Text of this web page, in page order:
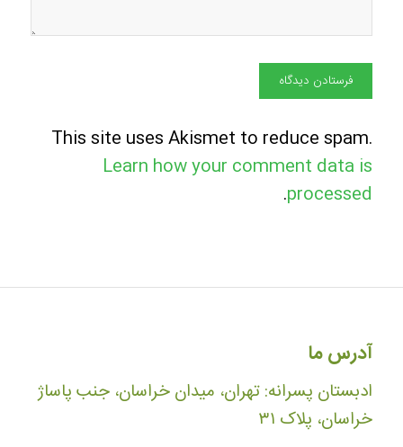
This site uses Akismet to reduce spam.
Learn how your comment data is
processed
.
آدرس ما
ادبستان پسرانه: تهران، میدان خراسان، جنب پاساژ
خراسان، پلاک ۳۱